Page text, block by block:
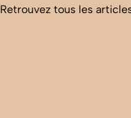
Retrouvez tous les